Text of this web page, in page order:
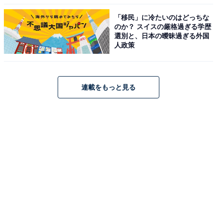
ロジクール MX MASTER3s アドバンスド ワイヤレス マ
ウス 静音 MX2300GR Logi Bolt Bluetooth Unifying非
対応 8000dpi 高速スクロールホイール USB-C 充電式 無
線 MX2300 グラファイト 国内正規品
「移民」に冷たいのはどっちな
のか？ スイスの厳格過ぎる学歴
選別と、日本の曖昧過ぎる外国
人政策
連載をもっと見る